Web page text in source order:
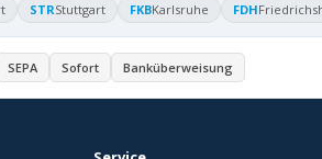
STRStuttgart FKBKarlsruhe FDH
SEPA Sofort Banküberweisung